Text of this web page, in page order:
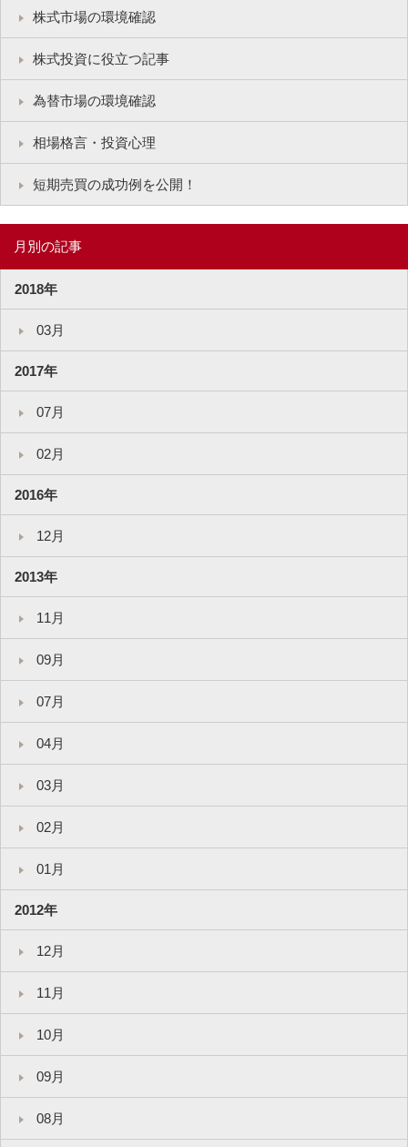
株式市場の環境確認
株式投資に役立つ記事
為替市場の環境確認
相場格言・投資心理
短期売買の成功例を公開！
月別の記事
2018年
03月
2017年
07月
02月
2016年
12月
2013年
11月
09月
07月
04月
03月
02月
01月
2012年
12月
11月
10月
09月
08月